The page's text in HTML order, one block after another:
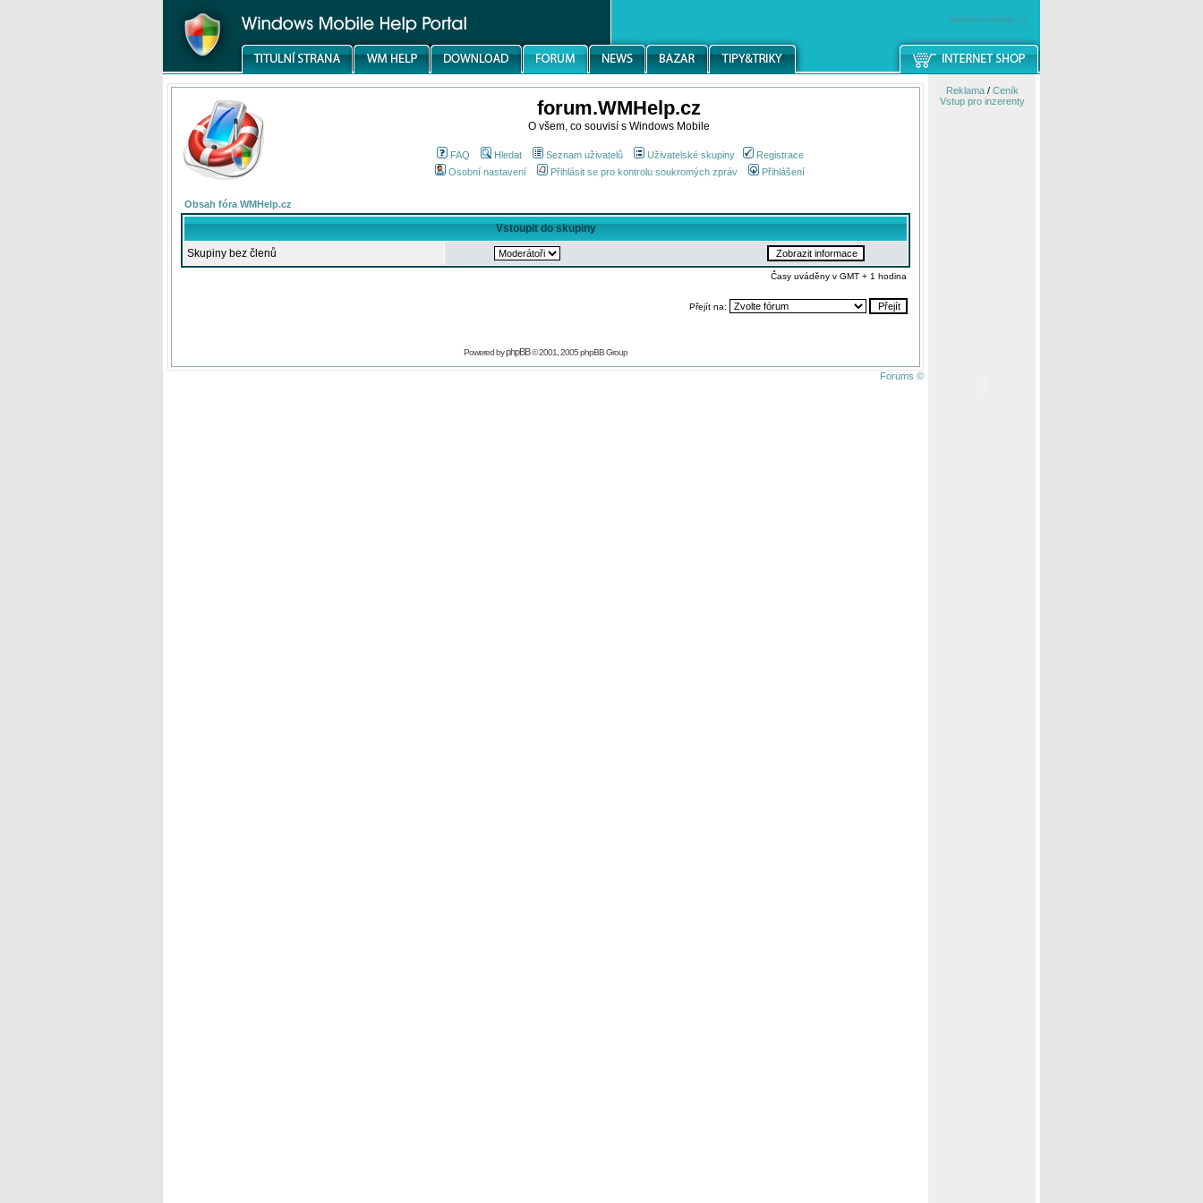
windowsmobile.cz
forum.WMHelp.cz
O všem, co souvisí s Windows Mobile
FAQ Hledat Seznam uživatelů Uživatelské skupiny
Registrace
Osobní nastavení
Přihlásit se pro kontrolu soukromých zpráv Přihlášení
Obsah fóra WMHelp.cz
Vstoupit do skupiny
Skupiny bez členů
Časy uváděny v GMT + 1 hodina
Přejít na:
Powered byphpBB© 2001, 2005 phpBB Group
Forums ©
Reklama/ Ceník
Vstup pro inzerenty